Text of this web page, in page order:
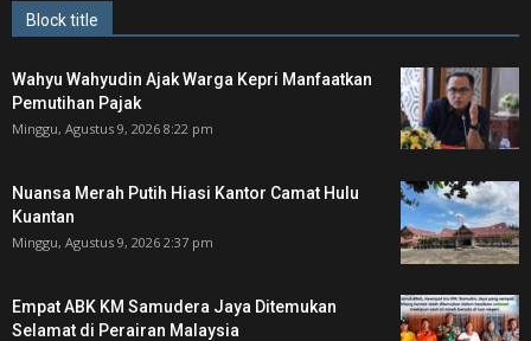
Block title
Wahyu Wahyudin Ajak Warga Kepri Manfaatkan
Pemutihan Pajak
Minggu, Agustus 9, 2026 8:22 pm
Nuansa Merah Putih Hiasi Kantor Camat Hulu
Kuantan
Minggu, Agustus 9, 2026 2:37 pm
Empat ABK KM Samudera Jaya Ditemukan
Selamat di Perairan Malaysia